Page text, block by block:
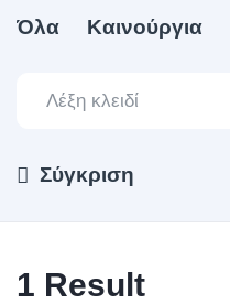
Όλα Καινούργια
Σύγκριση
1 Result